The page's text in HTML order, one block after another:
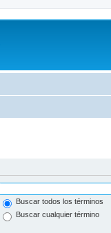
Buscar todos los términos
Buscar cualquier término